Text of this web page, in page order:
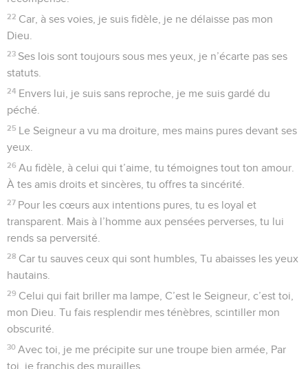
main de Saül.
2 Je t’aime, ô Éternel, ma force !
3 Le Seigneur est ma forteresse, mon rocher, mon libérateur.
Il est mon Dieu, le roc solide sur lequel je peux m’appuyer. Il
est mon Sauveur tout-puissant, mon rempart et mon
bouclier.
4 Dès que j’ai loué le Seigneur, j’ai vaincu tous mes ennemis.
5 Les flots de la mort et ses vagues m’enveloppaient de tous
côtés, Les torrents sournois de l’abîme m’avaient surpris et
terrifié,
6 Le séjour des morts m’entourait de ses liens ; J’avais
devant moi, déjà, les filets de la mort.
7 J’invoquai Dieu dans ma détresse, vers lui j’ai lancé mon
appel. Mon cri parvint à ses oreilles, dans son temple, il m’a
entendu.
8 Soudain, la terre oscille et tremble, Ses fondements sont
ébranlés et secoués par sa colère.
9 Fumées et tourbillons de flammes jaillissent hors de ses
narines, Sa bouche lance des éclairs et des charbons
incandescents.